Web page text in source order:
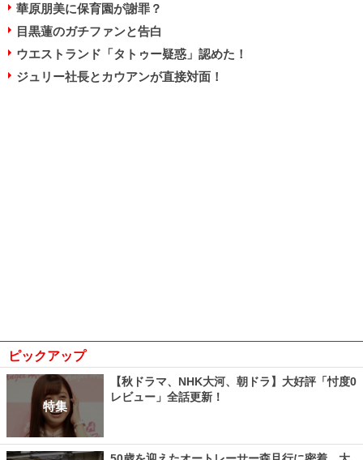
華原朋美に保育園が謝罪？
目黒蓮のガチファンと告白
ウエストランド「タトゥー疑惑」認めた！
ジュリー社長とカウアンが直接対面！
ピックアップ
特集
【秋ドラマ、NHK大河、朝ドラ】大好評「忖度0
レビュー」全話更新！